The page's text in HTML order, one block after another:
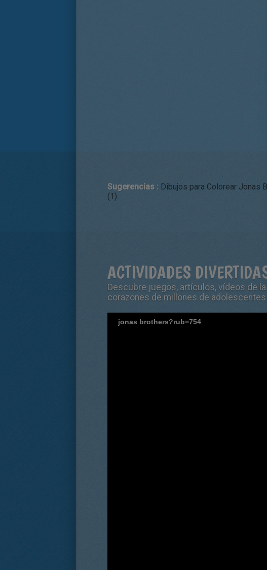
Sugerencias : Dibujos para Colorear Jonas
(1)
ACTIVIDADES
Descubre juegos, artículos, vídeos de
corazones de millones de adolescentes
jonas brothers?rub=754